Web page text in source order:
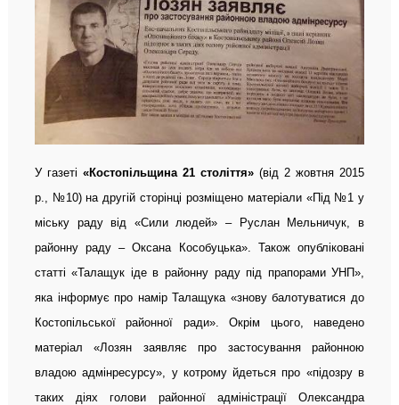
У газеті «Костопільщина 21 століття» (від 2 жовтня 2015
р., №10) на другій сторінці розміщено матеріали «Під №1 у
міську раду від «Сили людей» – Руслан Мельничук, в
районну раду – Оксана Кособуцька». Також опубліковані
статті «Талащук іде в районну раду під прапорами УНП»,
яка інформує про намір Талащука «знову балотуватися до
Костопільської районної ради». Окрім цього, наведено
матеріал «Лозян заявляє про застосування районною
владою адмінресурсу», у котрому йдеться про «підозру в
таких діях голови районної адміністрації Олександра